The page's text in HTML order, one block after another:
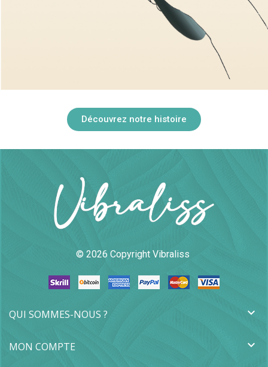
Découvrez notre histoire
© 2026 Copyright Vibraliss
QUI SOMMES-NOUS ? 
MON COMPTE 